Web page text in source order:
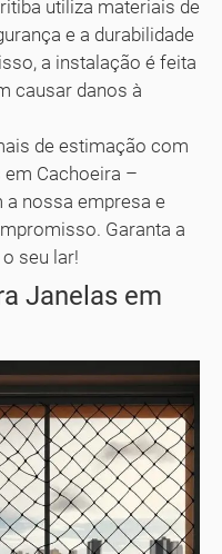
utiliza materiais de
e a durabilidade
a instalação é feita
causar danos à
de estimação com
em Cachoeira –
a nossa empresa e
Garanta a
seu lar!
Janelas em